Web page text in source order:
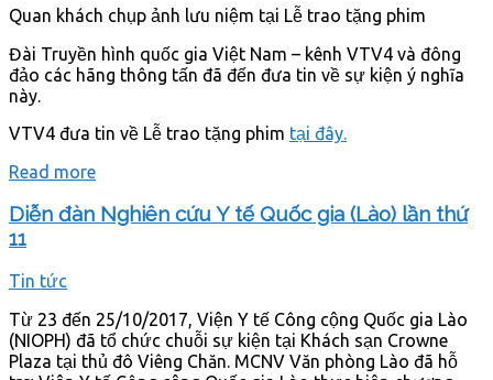
Quan khách chụp ảnh lưu niệm tại Lễ trao tặng phim
Đài Truyền hình quốc gia Việt Nam – kênh VTV4 và đông
đảo các hãng thông tấn đã đến đưa tin về sự kiện ý nghĩa
này.
VTV4 đưa tin về Lễ trao tặng phim tại đây.
Read more
Diễn đàn Nghiên cứu Y tế Quốc gia (Lào) lần thứ
11
Tin tức
Từ 23 đến 25/10/2017, Viện Y tế Công cộng Quốc gia Lào
(NIOPH) đã tổ chức chuỗi sự kiện tại Khách sạn Crowne
Plaza tại thủ đô Viêng Chăn. MCNV Văn phòng Lào đã hỗ